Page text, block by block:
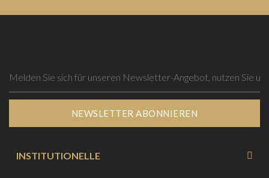
NEWSLETTER ABONNIEREN
INSTITUTIONELLE